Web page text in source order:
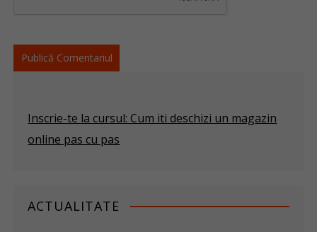
Inscrie-te la cursul: Cum iti deschizi un magazin
online pas cu pas
ACTUALITATE